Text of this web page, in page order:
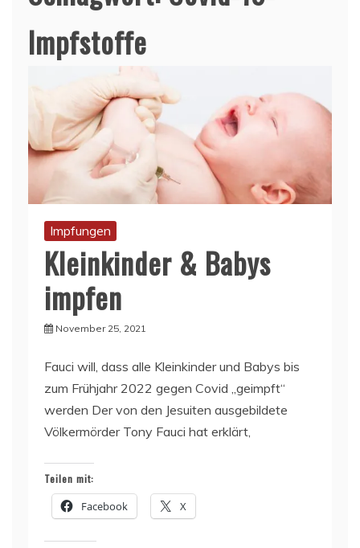
Impfstoffe
Impfungen
Kleinkinder & Babys
impfen
November 25, 2021
Fauci will, dass alle Kleinkinder und Babys bis
zum Frühjahr 2022 gegen Covid „geimpft“
werden Der von den Jesuiten ausgebildete
Völkermörder Tony Fauci hat erklärt,
Teilen mit:
Facebook X